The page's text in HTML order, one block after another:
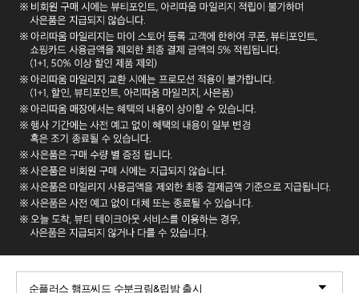
순플러스 햄프씨드 수분크림&립밤 출시